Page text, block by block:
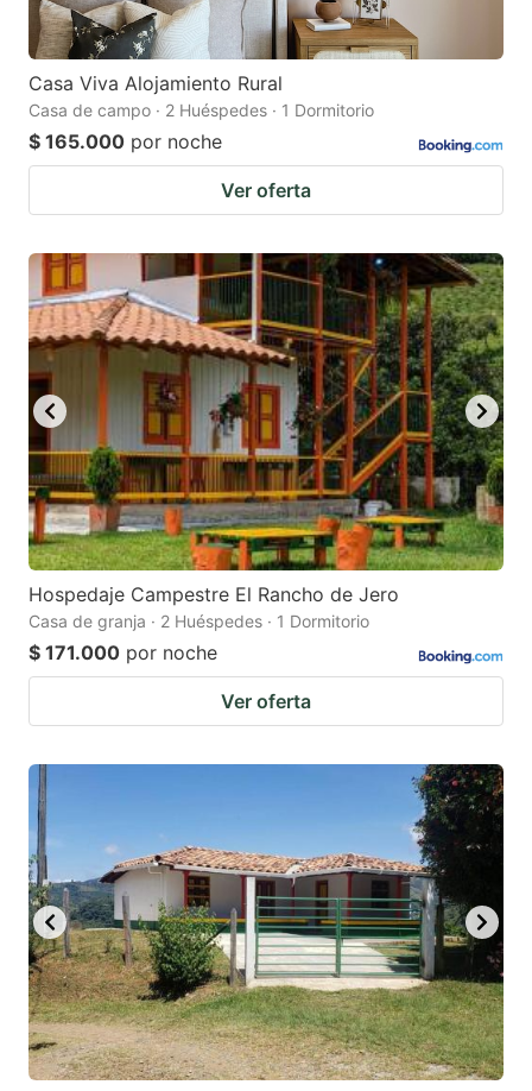
Casa Viva Alojamiento Rural
Casa de campo · 2 Huéspedes · 1 Dormitorio
$ 165.000 por noche
Ver oferta
Hospedaje Campestre El Rancho de Jero
Casa de granja · 2 Huéspedes · 1 Dormitorio
$ 171.000 por noche
Ver oferta